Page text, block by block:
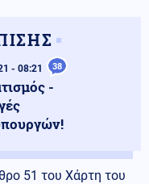
- 08:21 38
-
51 του Χάρτη του